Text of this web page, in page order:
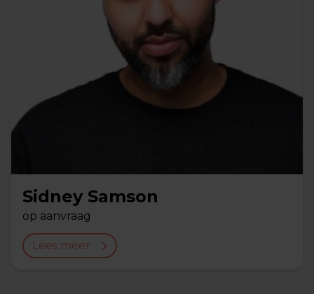
Sidney Samson
op aanvraag
Lees meer